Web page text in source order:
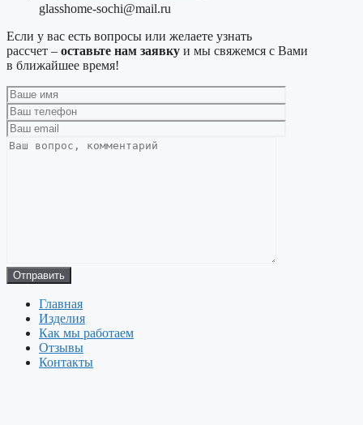
glasshome-sochi@mail.ru
Если у вас есть вопросы или желаете узнать
рассчет – оставьте нам заявку и мы свяжемся с Вами
в ближайшее время!
Главная
Изделия
Как мы работаем
Отзывы
Контакты